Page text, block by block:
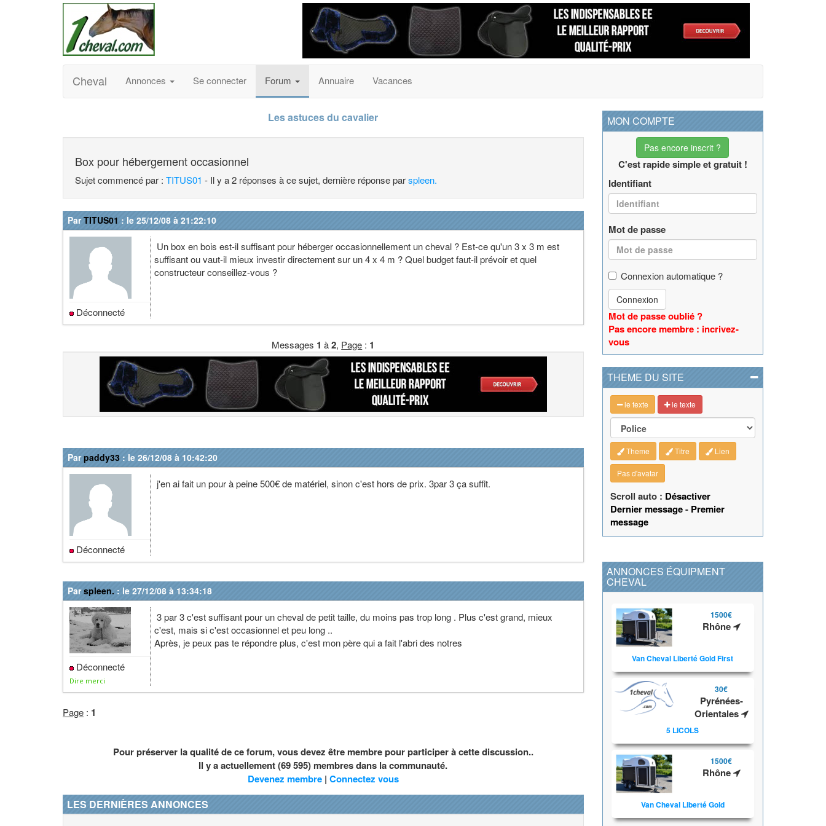
Cheval Annonces Se connecter Forum Annuaire Vacances
Les astuces du cavalier
Box pour hébergement occasionnel
Sujet commencé par : TITUS01 - Il y a 2 réponses à ce sujet, dernière réponse parspleen.
ParTITUS01 : le 25/12/08 à 21:22:10
Déconnecté
Un box en bois est-il suffisant pour héberger occasionnellement un cheval ? Est-ce qu'un 3 x 3 m est
suffisant ou vaut-il mieux investir directement sur un 4 x 4 m ? Quel budget faut-il prévoir et quel
constructeur conseillez-vous ?
Messages 1 à2, Page : 1
Parpaddy33 : le 26/12/08 à 10:42:20
Déconnecté
j'en ai fait un pour à peine 500€ de matériel, sinon c'est hors de prix. 3par 3 ça suffit.
Parspleen. : le 27/12/08 à 13:34:18
Déconnecté
Dire merci
3 par 3 c'est suffisant pour un cheval de petit taille, du moins pas trop long . Plus c'est grand, mieux
c'est, mais si c'est occasionnel et peu long ..
Après, je peux pas te répondre plus, c'est mon père qui a fait l'abri des notres
Page : 1
Pour préserver la qualité de ce forum, vous devez être membre pour participer à cette discussion..
Il y a actuellement (69 595) membres dans la communauté.
Devenez membre| Connectez vous
LES DERNIÈRES ANNONCES
MON COMPTE
Pas encore inscrit ?
C'est rapide simple et gratuit !
Identifiant
Mot de passe
Connexion automatique ?
Connexion
Mot de passe oublié ?
Pas encore membre : incrivez-
vous
THEME DU SITE
le texte le texte
Theme Titre Lien
Pas d'avatar
Scroll auto : Désactiver
Dernier message- Premier
message
ANNONCES ÉQUIPMENT
CHEVAL
1500€
Rhône
Van Cheval Liberté Gold First
30€
Pyrénées-
Orientales
5 LICOLS
1500€
Rhône
Van Cheval Liberté Gold